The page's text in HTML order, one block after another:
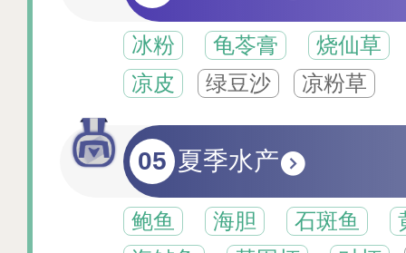
冰粉 龟苓膏
烧仙草
凉皮
绿豆沙 凉粉草
05 夏季水产
鲍鱼 海胆 石斑鱼